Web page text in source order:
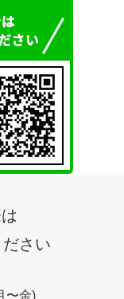
ださい
〜金)